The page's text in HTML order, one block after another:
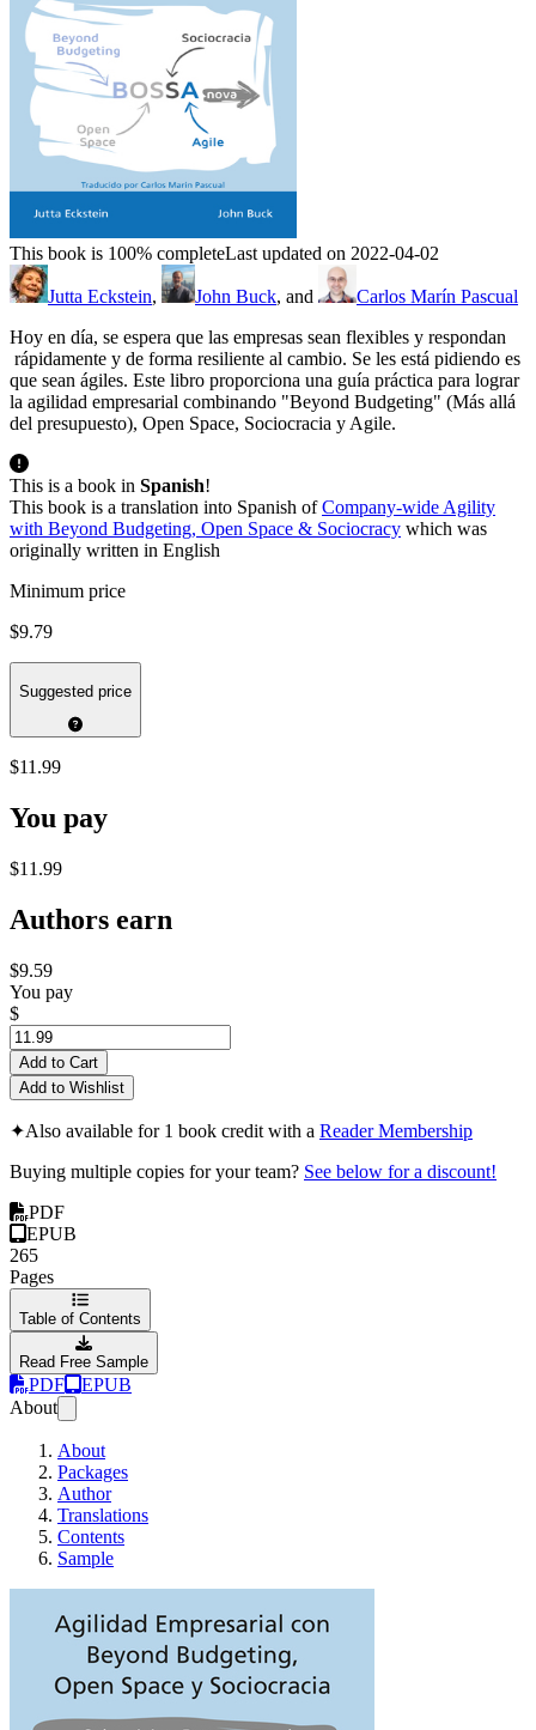
This book is 100% completeLast updated on 2022-04-02
Jutta Eckstein, John Buck, and
Carlos Marín Pascual
Hoy en día, se espera que las empresas sean flexibles y respondan
rápidamente y de forma resiliente al cambio. Se les está pidiendo es
que sean ágiles. Este libro proporciona una guía práctica para lograr
la agilidad empresarial combinando "Beyond Budgeting" (Más allá
del presupuesto), Open Space, Sociocracia y Agile.
This is a book in Spanish!
This book is a translation into Spanish ofCompany-wide Agility
with Beyond Budgeting, Open Space & Sociocracy which was
originally written in English
Minimum price
$9.79
Suggested price
$11.99
You pay
$11.99
Authors earn
$9.59
You pay
$
Add to Cart
Add to Wishlist
✦Also available for 1 book credit with a Reader Membership
Buying multiple copies for your team? See below for a discount!
PDF
EPUB
265
Pages
Table of Contents
Read Free Sample
PDF
EPUB
About
About
Packages
Author
Translations
Contents
Sample